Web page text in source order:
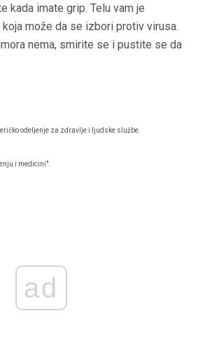
kada imate grip. Telu vam je
može da se izbori protiv virusa.
nema, smirite se i pustite se da
odeljenje za zdravlje i ljudske službe.
i medicini".
ad